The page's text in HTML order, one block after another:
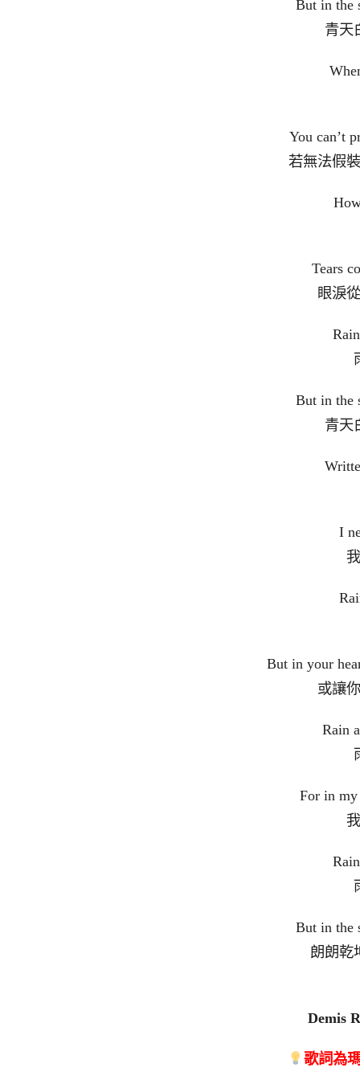
But in the
青天
You can’t
若無法假
Tears
眼淚
But in the
青天
I
But in your
或讓
Rain
For in my
But in the
朗朗乾
Demis
歌詞為